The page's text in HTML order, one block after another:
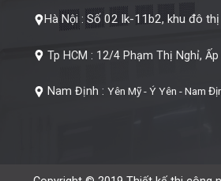
Hà Nội :Số 02 lk-11b2, khu đô
Tp HCM : 12/4 Phạm Thị Nghỉ, Ấp
Nam Định : Yên Mỹ - Ý Yên - Nam